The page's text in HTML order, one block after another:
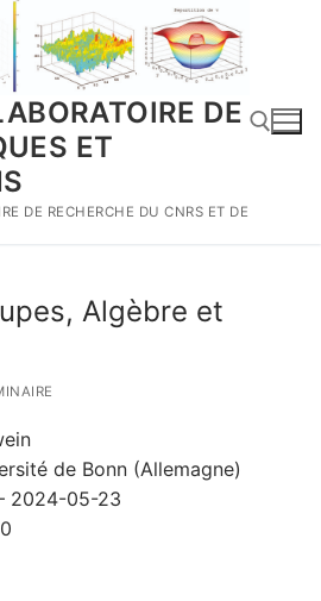
DE
ET
DE RECHERCHE DU CNRS ET DE
Rechercher :
Algèbre et
de Bonn (Allemagne)
2024-05-23